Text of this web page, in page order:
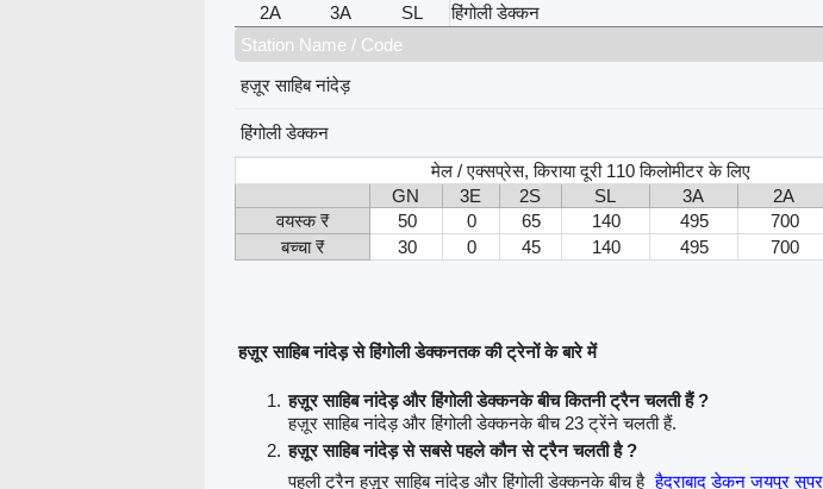
2A
3A SL हिंगोली डेक्कन
Station Name / Code
हज़ूर साहिब नांदेड़
हिंगोली डेक्कन
मेल / एक्सप्रेस, किराया दूरी 110 किलोमीटर के लिए
GN
3E 2S SL 3A 2A
वयस्क ₹
50 0 65 140 495 700
बच्चा ₹
30 0 45 140 495 700
हज़ूर साहिब नांदेड़ से हिंगोली डेक्कनतक की ट्रेनों के बारे में
हज़ूर साहिब नांदेड़ और हिंगोली डेक्कनके बीच कितनी ट्रैन चलती हैं ?
हज़ूर साहिब नांदेड़ और हिंगोली डेक्कनके बीच 23 ट्रेंने चलती हैं.
हज़ूर साहिब नांदेड़ से सबसे पहले कौन से ट्रैन चलती है ?
पहली ट्रैन हज़ूर साहिब नांदेड़ और हिंगोली डेक्कनके बीच है हैदराबाद डेकन जयपुर